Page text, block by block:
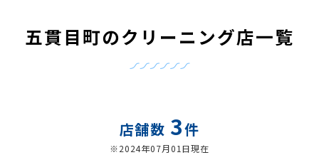
五貫目町のクリーニング店一覧
店舗数 3件
※2024年07月01日現在